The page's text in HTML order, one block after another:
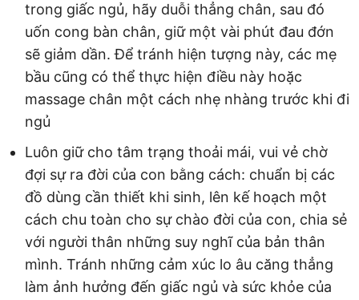
trong giấc ngủ, hãy duỗi thẳng chân, sau đó
uốn cong bàn chân, giữ một vài phút đau đớn
sẽ giảm dần. Để tránh hiện tượng này, các mẹ
bầu cũng có thể thực hiện điều này hoặc
massage chân một cách nhẹ nhàng trước khi đi
ngủ
Luôn giữ cho tâm trạng thoải mái, vui vẻ chờ
đợi sự ra đời của con bằng cách: chuẩn bị các
đồ dùng cần thiết khi sinh, lên kế hoạch một
cách chu toàn cho sự chào đời của con, chia sẻ
với người thân những suy nghĩ của bản thân
mình. Tránh những cảm xúc lo âu căng thẳng
làm ảnh hưởng đến giấc ngủ và sức khỏe của